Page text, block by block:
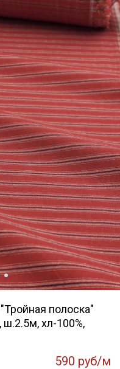
полоска"
хл-100%,
590 руб/м